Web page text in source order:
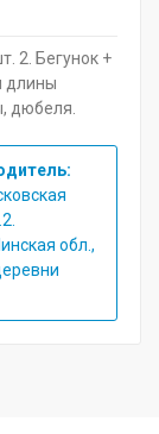
2. Бегунок +
длины
дюбеля.
обл.,